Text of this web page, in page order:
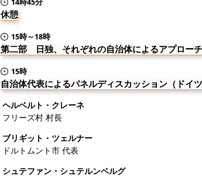
14時45分
休憩
15時～18時
第二部 日独、それぞれの自治体によるアプローチ
15時
自治体代表によるパネルディスカッション（ドイ
ヘルベルト・クレーネ
フリーズ村 村長
ブリギット・ツェルナー
ドルトムント市 代表
シュテファン・シュテルンベルグ